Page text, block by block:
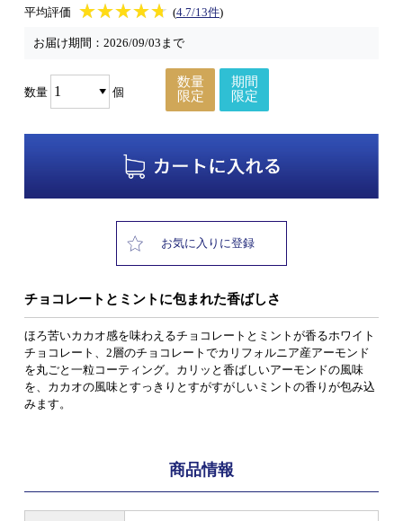
平均評価 ★★★★★
★★★★★ (4.7/13件)
お届け期間： 2026/09/03まで
数量 個
数量
限定
期間
限定
お気に入りに登録
チョコレートとミントに包まれた香ばしさ
ほろ苦いカカオ感を味わえるチョコレートとミントが香るホワイト
チョコレート、2層のチョコレートでカリフォルニア産アーモンド
を丸ごと一粒コーティング。カリッと香ばしいアーモンドの風味
を、カカオの風味とすっきりとすがすがしいミントの香りが包み込
みます。
商品情報